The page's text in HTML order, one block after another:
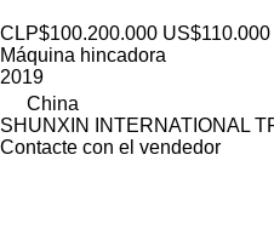
CLP$100.200.000 US$110.000
Máquina hincadora
2019
China
SHUNXIN INTERNATIONAL
Contacte con el vendedor